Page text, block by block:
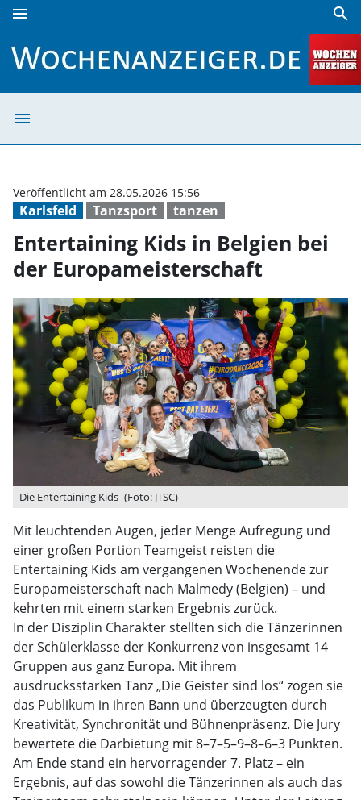
menu search
menu
Karlsfeld Tanzsport tanzen
Veröffentlicht am 28.05.2026 15:56
Entertaining Kids in Belgien bei
der Europameisterschaft
Die Entertaining Kids- (Foto: JTSC)
Mit leuchtenden Augen, jeder Menge Aufregung und
einer großen Portion Teamgeist reisten die
Entertaining Kids am vergangenen Wochenende zur
Europameisterschaft nach Malmedy (Belgien) – und
kehrten mit einem starken Ergebnis zurück.
In der Disziplin Charakter stellten sich die Tänzerinnen
der Schülerklasse der Konkurrenz von insgesamt 14
Gruppen aus ganz Europa. Mit ihrem
ausdrucksstarken Tanz „Die Geister sind los“ zogen sie
das Publikum in ihren Bann und überzeugten durch
Kreativität, Synchronität und Bühnenpräsenz. Die Jury
bewertete die Darbietung mit 8–7–5–9–8–6–3 Punkten.
Am Ende stand ein hervorragender 7. Platz – ein
Ergebnis, auf das sowohl die Tänzerinnen als auch das